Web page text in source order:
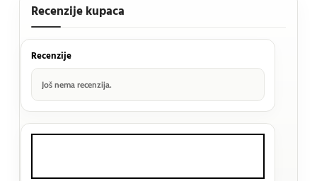
Recenzije kupaca
Recenzije
Još nema recenzija.